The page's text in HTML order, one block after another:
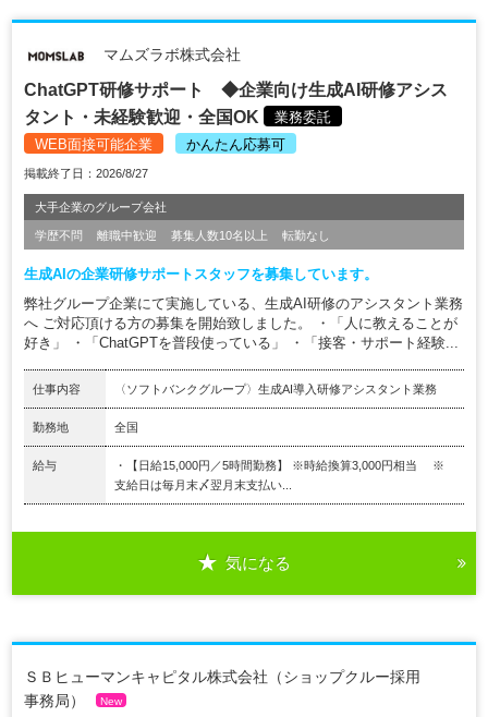
マムズラボ株式会社
ChatGPT研修サポート ◆企業向け生成AI研修アシス
タント・未経験歓迎・全国OK
業務委託
WEB面接可能企業
かんたん応募可
掲載終了日：2026/8/27
大手企業のグループ会社
学歴不問 離職中歓迎 募集人数10名以上 転勤なし
生成AIの企業研修サポートスタッフを募集しています。
弊社グループ企業にて実施している、生成AI研修のアシスタント業務
へ ご対応頂ける方の募集を開始致しました。 ・「人に教えることが
好き」 ・「ChatGPTを普段使っている」 ・「接客・サポート経験...
仕事内容 〈ソフトバンクグループ〉生成AI導入研修アシスタント業務
勤務地 全国
給与
・【日給15,000円／5時間勤務】 ※時給換算3,000円相当 ※
支給日は毎月末〆翌月末支払い...
気になる
ＳＢヒューマンキャピタル株式会社（ショップクルー採用
事務局）
New